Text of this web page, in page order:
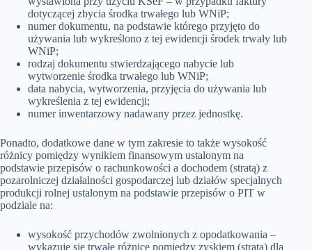
dotyczącej zbycia środka trwałego lub WNiP;
numer dokumentu, na podstawie którego przyjęto do
używania lub wykreślono z tej ewidencji środek trwały lub
WNiP;
rodzaj dokumentu stwierdzającego nabycie lub
wytworzenie środka trwałego lub WNiP;
data nabycia, wytworzenia, przyjęcia do używania lub
wykreślenia z tej ewidencji;
numer inwentarzowy nadawany przez jednostkę.
Ponadto, dodatkowe dane w tym zakresie to także wysokość
różnicy pomiędzy wynikiem finansowym ustalonym na
podstawie przepisów o rachunkowości a dochodem (stratą) z
pozarolniczej działalności gospodarczej lub działów specjalnych
produkcji rolnej ustalonym na podstawie przepisów o PIT w
podziale na:
wysokość przychodów zwolnionych z opodatkowania –
wykazuje się trwałe różnice pomiędzy zyskiem (stratą) dla